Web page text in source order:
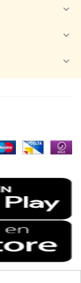


